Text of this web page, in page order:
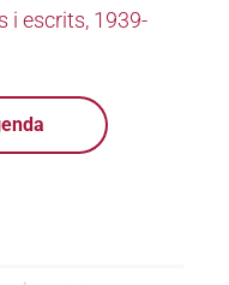
i escrits, 1939-